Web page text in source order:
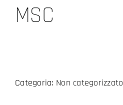
MSC
Categoria: Non categorizzato